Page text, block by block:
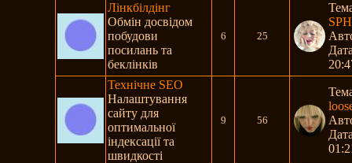
Лінкбілдінг
Обмін досвідом
побудови
посилань та
беклінків
6 25
Технічне SEO
Налаштування
сайту для
оптимальної
індексації та
швидкості
9 56